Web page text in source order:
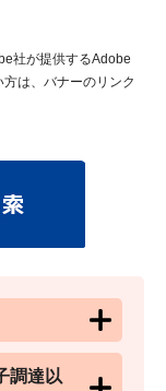
社が提供するAdobe
は、バナーのリンク
調達以